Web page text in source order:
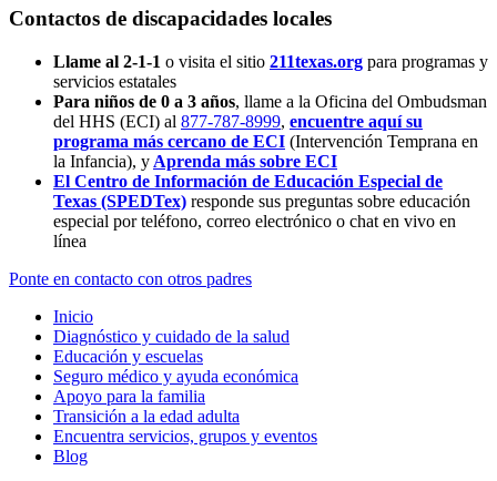
Contactos de discapacidades locales
Llame al 2-1-1 o visita el sitio 211texas.org para programas y
servicios estatales
Para niños de 0 a 3 años, llame a la Oficina del Ombudsman
del HHS (ECI) al 877-787-8999, encuentre aquí su
programa más cercano de ECI (Intervención Temprana en
la Infancia), y Aprenda más sobre ECI
El Centro de Información de Educación Especial de
Texas (SPEDTex) responde sus preguntas sobre educación
especial por teléfono, correo electrónico o chat en vivo en
línea
Ponte en contacto con otros padres
Inicio
Diagnóstico y cuidado de la salud
Educación y escuelas
Seguro médico y ayuda económica
Apoyo para la familia
Transición a la edad adulta
Encuentra servicios, grupos y eventos
Blog